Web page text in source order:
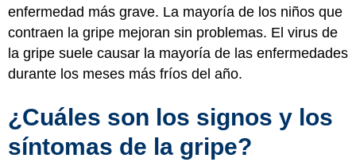
enfermedad más grave. La mayoría de los niños que
contraen la gripe mejoran sin problemas. El virus de
la gripe suele causar la mayoría de las enfermedades
durante los meses más fríos del año.
¿Cuáles son los signos y los
síntomas de la gripe?